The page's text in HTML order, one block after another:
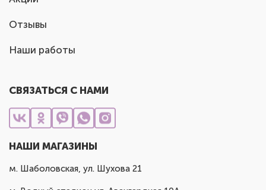
Отзывы
Наши работы
СВЯЗАТЬСЯ С НАМИ
НАШИ МАГАЗИНЫ
м. Шаболовская, ул. Шухова 21